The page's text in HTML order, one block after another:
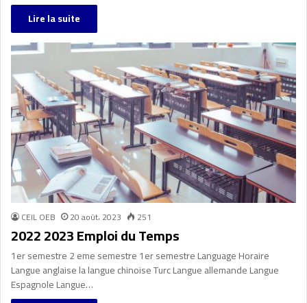
Lire la suite
CEIL OEB 20 août، 2023 251
2022 2023 Emploi du Temps
1er semestre 2 eme semestre 1er semestre Language Horaire
Langue anglaise la langue chinoise Turc Langue allemande Langue
Espagnole Langue…